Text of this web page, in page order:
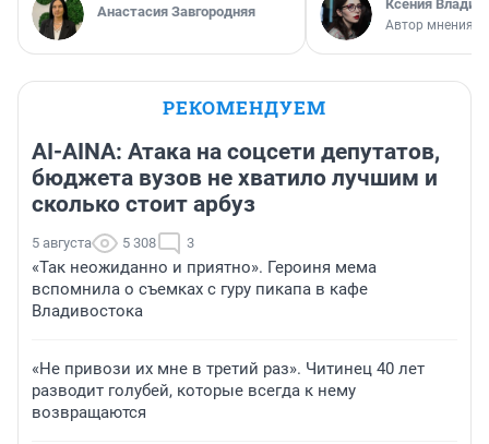
Анастасия Завгородняя Ксения
Автор мнения
РЕКОМЕНДУЕМ
AI-AINA: Атака на соцсети депутатов,
бюджета вузов не хватило лучшим и
сколько стоит арбуз
5 августа 5 308 3
«Так неожиданно и приятно». Героиня мема
вспомнила о съемках с гуру пикапа в кафе
Владивостока
«Не привози их мне в третий раз». Читинец 40 лет
разводит голубей, которые всегда к нему
возвращаются